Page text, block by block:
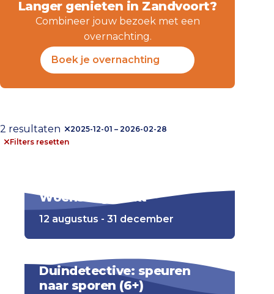
Langer genieten in Zandvoort?
Combineer jouw bezoek met een
overnachting.
Boek je overnachting
2 resultaten
2025-12-01 – 2026-02-28
Filters resetten
Woensdagmarkt
12 augustus - 31 december
Duindetective: speuren
naar sporen (6+)